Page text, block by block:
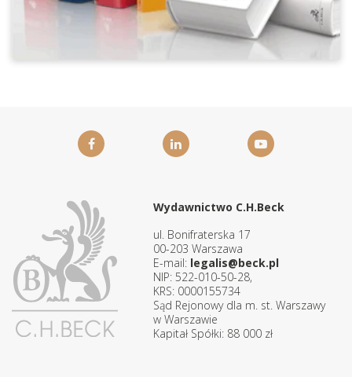
Wydawnictwo C.H.Beck
ul. Bonifraterska 17
00-203 Warszawa
E-mail: legalis@beck.pl
NIP: 522-010-50-28,
KRS: 0000155734
Sąd Rejonowy dla m. st. Warszawy
w Warszawie
Kapitał Spółki: 88 000 zł